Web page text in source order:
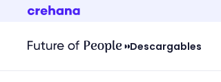
Descargables